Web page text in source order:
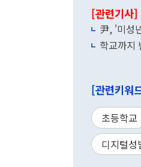
[관련기사]
尹, '미성
학교까지
[관련키워
초등학교
디지털성